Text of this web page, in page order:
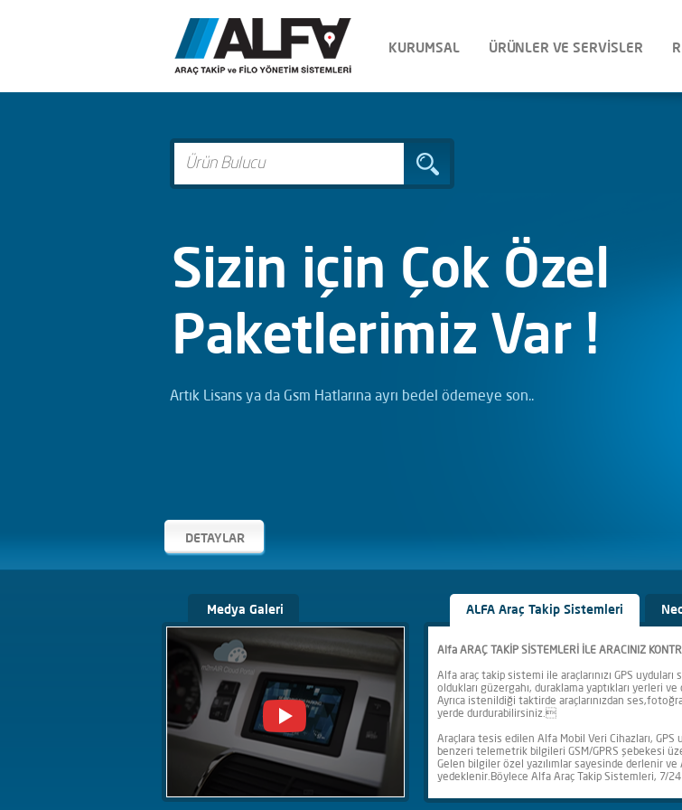
KURUMSAL ÜRÜNLER VE SERVİSLER
Sizin için Çok Özel
Paketlerimiz Var !
Artık Lisans ya da Gsm Hatlarına ayrı bedel ödemeye son..
DETAYLAR
Medya Galeri ALFA Araç Takip Sistemleri
Alfa ARAÇ TAKİP SİSTEMLERİ İLE ARACINIZ
Alfa araç takip sistemi ile araçlarınızı GPS
oldukları güzergahı, duraklama yaptıkları yerleri
Ayrıca istenildiği taktirde araçlarınızdan
yerde durdurabilirsiniz.
Araçlara tesis edilen Alfa Mobil Veri Cihazları, GPS
benzeri telemetrik bilgileri GSM/GPRS şebekesi
Gelen bilgiler özel yazılımlar sayesinde derlenir
yedeklenir.Böylece Alfa Araç Takip Sistemleri, 7/